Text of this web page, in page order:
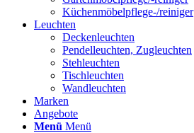
Küchenmöbelpflege-/reiniger
Leuchten
Deckenleuchten
Pendelleuchten, Zugleuchten
Stehleuchten
Tischleuchten
Wandleuchten
Marken
Angebote
Menü Menü